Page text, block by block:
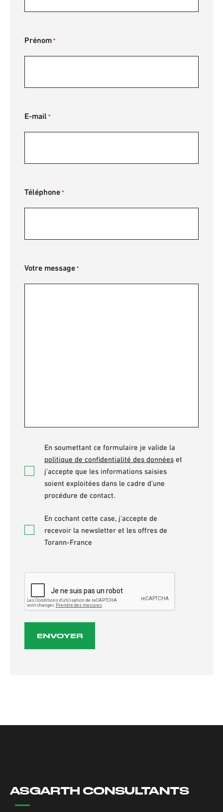
Prénom *
E-mail *
Téléphone *
Votre message *
En soumettant ce formulaire je valide la
politique de confidentialité des donnéeset
j'accepte que les informations saisies
soient exploitées dans le cadre d'une
procédure de contact.
En cochant cette case, j'accepte de
recevoir la newsletter et les offres de
Torann-France
CAPTCHA
ASGARTH CONSULTANTS